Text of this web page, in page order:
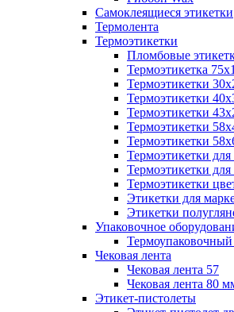
Самоклеящиеся этикетки
Термолента
Термоэтикетки
Пломбовые
Термоэтикетка
Термоэтикетки
Термоэтикетки
Термоэтикетки
Термоэтикетки
Термоэтикетки
Термоэтикетки
Термоэтикетки
Термоэтикетки
Этикетки для
Этикетки
Упаковочное
Термоупаковочный
Чековая лента
Чековая лента 57
Чековая лента 80
Этикет-пистолеты